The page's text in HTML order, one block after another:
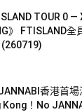
TOUR 0 —
》 FTISLAND全
香港首
Kong！No